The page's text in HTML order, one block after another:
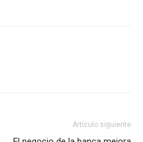
Artículo siguiente